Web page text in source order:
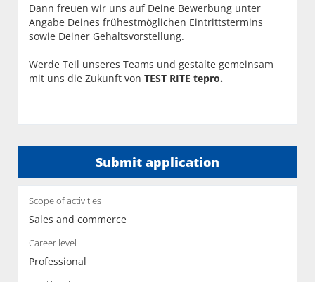
Dann freuen wir uns auf Deine Bewerbung unter
Angabe Deines frühestmöglichen Eintrittstermins
sowie Deiner Gehaltsvorstellung.
Werde Teil unseres Teams und gestalte gemeinsam
mit uns die Zukunft von TEST RITE tepro.
Submit application
Scope of activities
Sales and commerce
Career level
Professional